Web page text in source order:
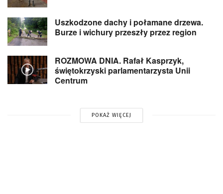
Uszkodzone dachy i połamane drzewa.
Burze i wichury przeszły przez region
ROZMOWA DNIA. Rafał Kasprzyk,
świętokrzyski parlamentarzysta Unii
Centrum
POKAŻ WIĘCEJ